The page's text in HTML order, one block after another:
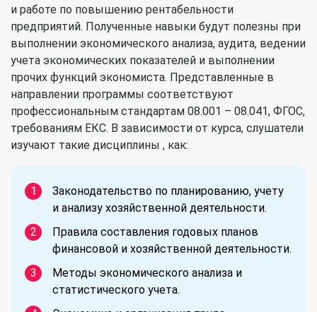
и работе по повышению рентабельности
предприятий. Полученные навыки будут полезны при
выполнении экономического анализа, аудита, ведении
учета экономических показателей и выполнении
прочих функций экономиста. Представленные в
направлении программы соответствуют
профессиональным стандартам 08.001 – 08.041, ФГОС,
требованиям ЕКС. В зависимости от курса, слушатели
изучают такие дисциплины , как:
Законодательство по планированию, учету
и анализу хозяйственной деятельности.
Правила составления годовых планов
финансовой и хозяйственной деятельности.
Методы экономического анализа и
статистического учета.